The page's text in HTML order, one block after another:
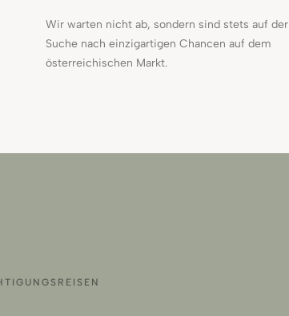
Wir warten nicht ab, sondern sind stets auf der
Suche nach einzigartigen Chancen auf dem
österreichischen Markt.